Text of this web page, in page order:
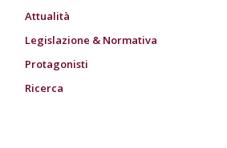
Attualità
Legislazione & Normativa
Protagonisti
Ricerca